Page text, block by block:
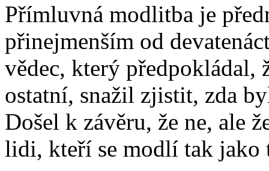
Přímluvná modlitba je
přinejmenším od
vědec, který předpokládal,
ostatní, snažil zjistit, zda
Došel k závěru, že ne, ale
lidi, kteří se modlí tak jako